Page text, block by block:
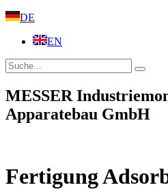
DE
EN
MESSER
Apparatebau GmbH
Fertigung